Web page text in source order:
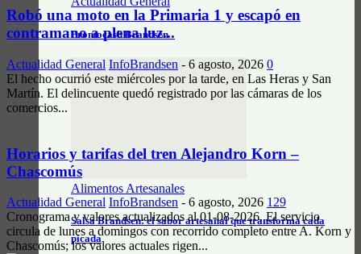
Prontocash Brandsen
Alimentos Artesanales
Salsa Brandsen: el sabor artesanal que transforma cada
picada
Robó una moto en la Primaria 1 y escapó en
contramano a plena luz...
Actualidad General InfoBrandsen - 6 agosto, 2026 0
El hecho ocurrió este miércoles por la tarde, en Las Heras y San
Martín. El delincuente quedó registrado por las cámaras de los
comercios...
Horarios y tarifas del tren Alejandro Korn –
Chascomús
Actualidad General InfoBrandsen - 6 agosto, 2026 129
Cronograma y valores actualizados al 01-08-2026. El servicio
circula de lunes a domingos con recorrido completo entre A. Korn y
Chascomús; los valores actuales rigen...